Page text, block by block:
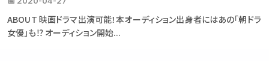
ABOUT 映画ドラマ出演可能！本オーディション出身者にはあの「朝ドラ
女優」も⁉ オーディション開始...